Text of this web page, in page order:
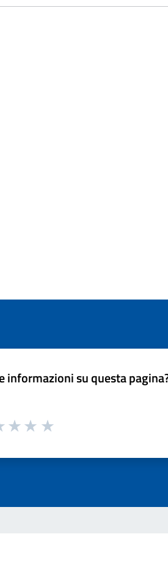
informazioni su questa